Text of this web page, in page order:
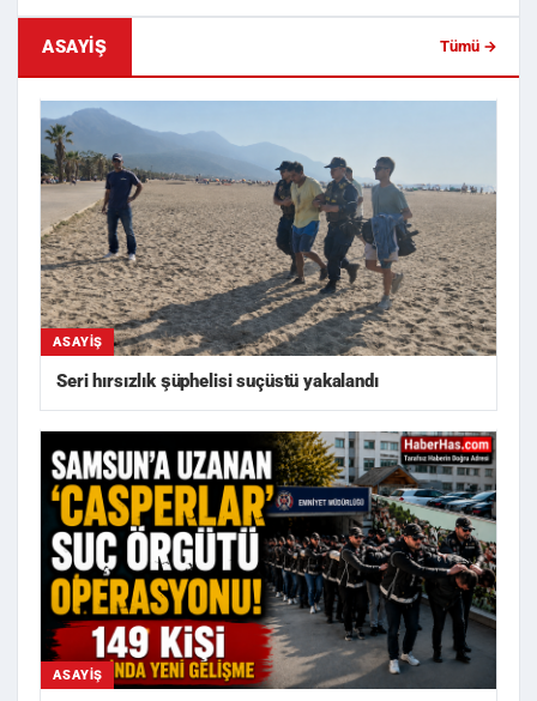
ASAYIŞ Tümü →
ASAYIŞ
Seri hırsızlık şüphelisi suçüstü yakalandı
ASAYIŞ